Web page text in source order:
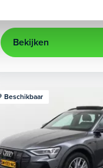
Bekijken
Beschikbaar